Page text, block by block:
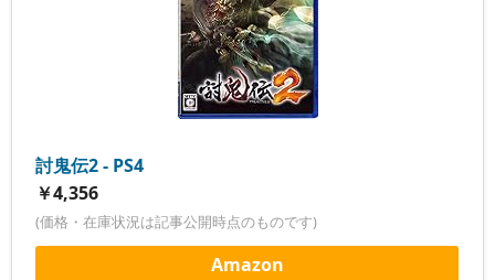
討鬼伝2 - PS4
￥4,356
(価格・在庫状況は記事公開時点のものです)
Amazon